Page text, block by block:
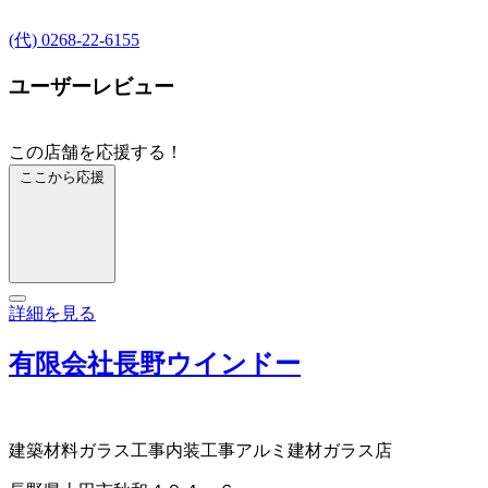
(代) 0268-22-6155
ユーザーレビュー
この店舗を応援する！
ここから応援
詳細を見る
有限会社長野ウインドー
建築材料ガラス工事内装工事アルミ建材ガラス店